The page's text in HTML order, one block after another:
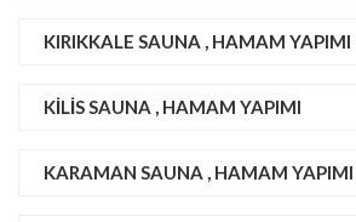
KIRIKKALE SAUNA , HAMAM YAPIMI
KILIS SAUNA , HAMAM YAPIMI
KARAMAN SAUNA , HAMAM YAPIMI